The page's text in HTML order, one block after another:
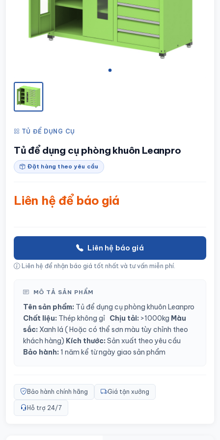
TỦ ĐỂ DỤNG CỤ
Tủ để dụng cụ phòng khuôn Leanpro
Đặt hàng theo yêu cầu
Liên hệ để báo giá
Liên hệ báo giá
Liên hệ để nhận báo giá tốt nhất và tư vấn miễn phí.
MÔ TẢ SẢN PHẨM
Tên sản phẩm: Tủ để dụng cụ phòng khuôn Leanpro
Chất liệu: Thép không gỉ Chịu tải: >1000kg Màu
sắc: Xanh lá ( Hoặc có thể sơn màu tùy chỉnh theo
khách hàng) Kích thước: Sản xuất theo yêu cầu
Bảo hành: 1 năm kể từ ngày giao sản phẩm
Bảo hành chính hãng Giá tận xưởng
Hỗ trợ 24/7